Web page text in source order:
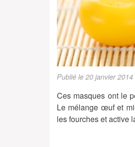
Publié le 20 janvier
Ces masques ont le
Le mélange œuf et
les fourches et active